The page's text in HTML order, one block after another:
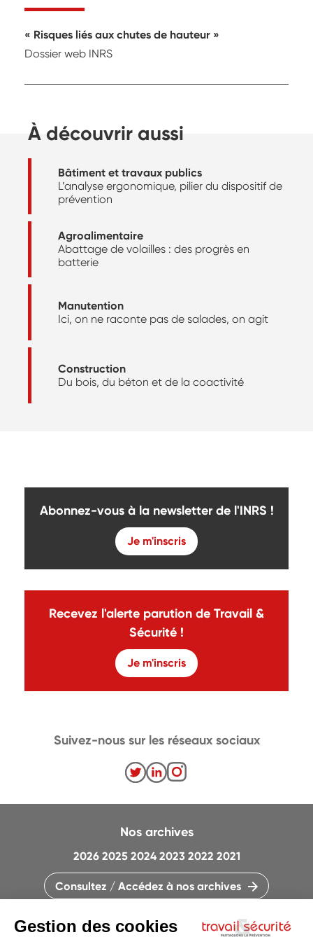
Risques liés aux chutes de hauteur
Dossier web INRS
À découvrir aussi
Bâtiment et travaux publics
L’analyse ergonomique, pilier du dispositif de
prévention
Agroalimentaire
Abattage de volailles : des progrès en
batterie
Manutention
Ici, on ne raconte pas de salades, on agit
Construction
Du bois, du béton et de la coactivité
Abonnez-vous à la newsletter de l'INRS !
Je m'inscris
Recevez l'alerte parution de Travail &
Sécurité !
Je m'inscris
Nos archives
2026 2025 2024 2023 2022 2021
Consultez / Accédez à nos archives
Suivez-nous sur les réseaux sociaux